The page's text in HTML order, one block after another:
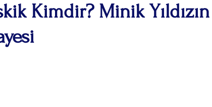
Kimdir? Minik Yıldızın